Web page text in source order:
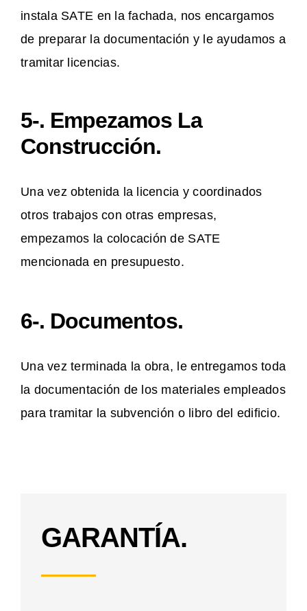
instala SATE en la fachada, nos encargamos
de preparar la documentación y le ayudamos a
tramitar licencias.
5-. Empezamos La
Construcción.
Una vez obtenida la licencia y coordinados
otros trabajos con otras empresas,
empezamos la colocación de SATE
mencionada en presupuesto.
6-. Documentos.
Una vez terminada la obra, le entregamos toda
la documentación de los materiales empleados
para tramitar la subvención o libro del edificio.
GARANTÍA.